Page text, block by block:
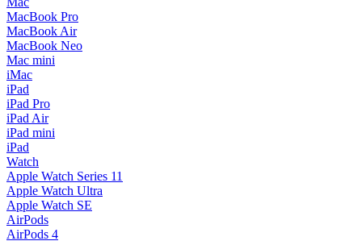
MacBook Pro
MacBook Air
MacBook Neo
Mac mini
iMac
iPad
iPad Pro
iPad Air
iPad mini
iPad
Watch
Apple Watch Series 11
Apple Watch Ultra
Apple Watch SE
AirPods
AirPods 4